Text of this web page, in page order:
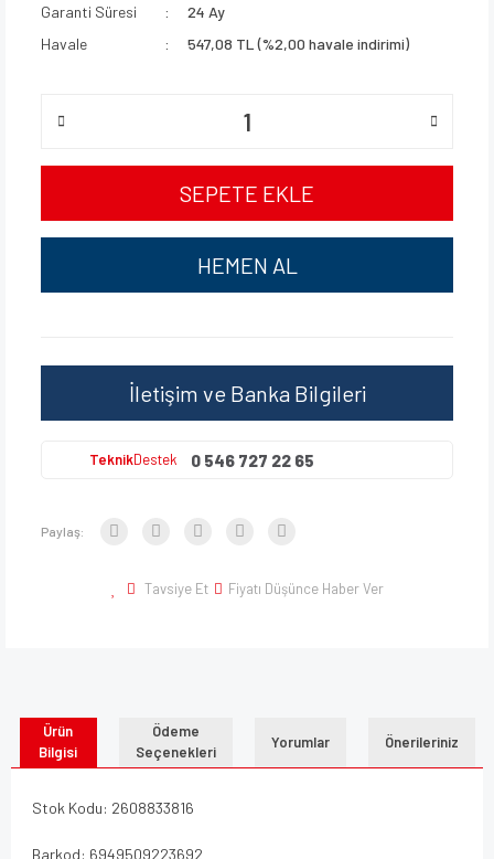
Garanti Süresi
24 Ay
Havale
547,08 TL (%2,00 havale indirimi)
SEPETE EKLE
HEMEN AL
İletişim ve Banka Bilgileri
TeknikDestek 0 546 727 22 65
Paylaş:
Tavsiye Et Fiyatı Düşünce Haber Ver
Ürün
Bilgisi
Ödeme
Seçenekleri
Yorumlar Önerileriniz
Stok Kodu: 2608833816
Barkod: 6949509223692